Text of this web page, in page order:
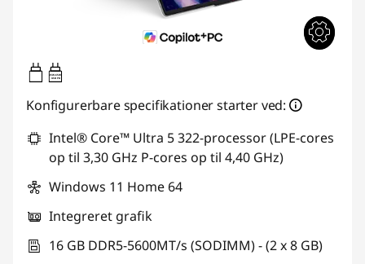
45W-65W
USB PD
Konfigurerbare specifikationer starter ved:
Intel® Core™ Ultra 5 322-processor (LPE-cores
op til 3,30 GHz P-cores op til 4,40 GHz)
Windows 11 Home 64
Integreret grafik
16 GB DDR5-5600MT/s (SODIMM) - (2 x 8 GB)